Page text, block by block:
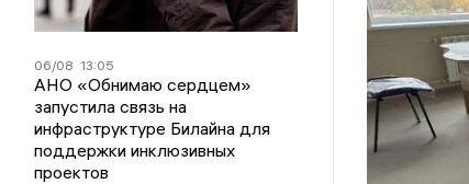
06/08 13:05
АНО «Обнимаю сердцем»
запустила связь на
инфраструктуре Билайна для
поддержки инклюзивных
проектов